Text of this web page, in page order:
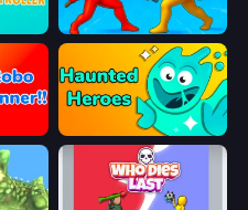
Epic Sword Battle! Fight in Arena
Haunted Heroes